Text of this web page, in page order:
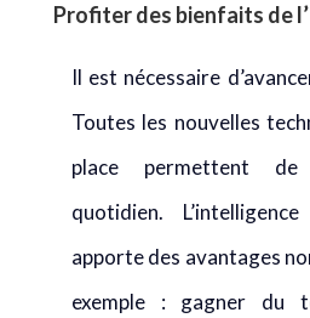
Profiter des bienfaits de
Il est nécessaire
Toutes les nouvelles
place permettent
quotidien.
apporte des avantages
exemple : gagner du